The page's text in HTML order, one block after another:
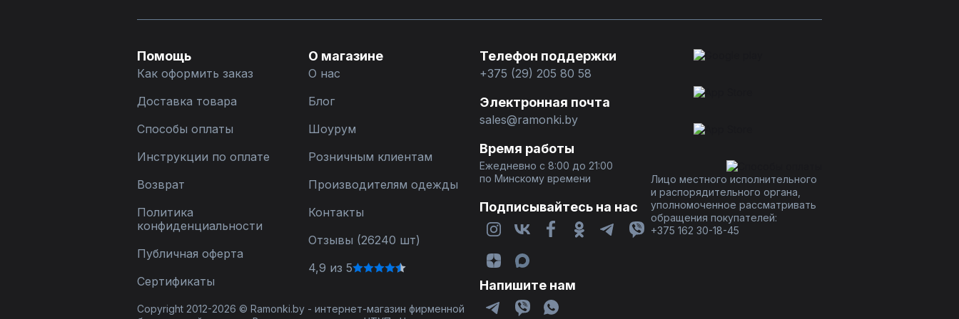
Помощь
Как оформить заказ
Доставка товара
Способы оплаты
Инструкции по оплате
Возврат
Политика
конфиденциальности
Публичная оферта
Сертификаты
О магазине
О нас
Блог
Шоурум
Розничным клиентам
Производителям одежды
Контакты
Отзывы (26240 шт)
4,9 из 5
Телефон поддержки
+375 (29) 205 80 58
Электронная почта
sales@ramonki.by
Время работы
Ежедневно с 8:00 до 21:00
по Минскому времени
Подписывайтесь на нас
Напишите нам
Лицо местного исполнительного
и распорядительного органа,
уполномоченное рассматривать
обращения покупателей:
+375 162 30-18-45
Copyright 2012-2026 © Ramonki.by - интернет-магазин фирменной